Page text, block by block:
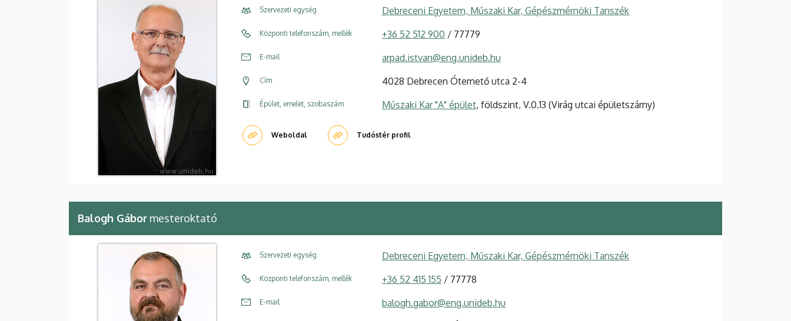
Szervezeti egység Debreceni Egyetem, Műszaki Kar, Gépészmérnöki Tanszék
Központi telefonszám, mellék +36 52 512 900 / 77779
E-mail arpad.istvan@eng.unideb.hu
Cím 4028 Debrecen Ótemető utca 2-4
Épület, emelet, szobaszám Műszaki Kar "A" épület, földszint, V.0.13 (Virág utcai épületszárny)
Weboldal Tudóstér profil
Balogh Gábor mesteroktató
Szervezeti egység Debreceni Egyetem, Műszaki Kar, Gépészmérnöki Tanszék
Központi telefonszám, mellék +36 52 415 155 / 77778
E-mail balogh.gabor@eng.unideb.hu